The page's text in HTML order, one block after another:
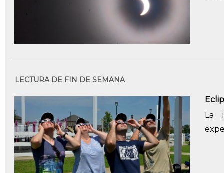
LECTURA DE FIN DE SEMANA
La